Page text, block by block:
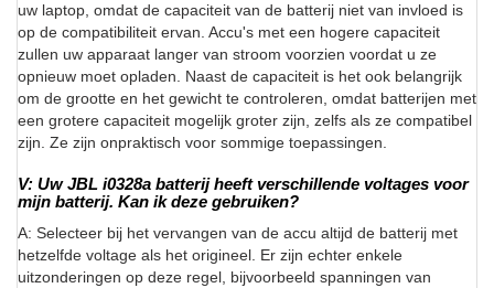
uw laptop, omdat de capaciteit van de batterij niet van invloed is
op de compatibiliteit ervan. Accu's met een hogere capaciteit
zullen uw apparaat langer van stroom voorzien voordat u ze
opnieuw moet opladen. Naast de capaciteit is het ook belangrijk
om de grootte en het gewicht te controleren, omdat batterijen met
een grotere capaciteit mogelijk groter zijn, zelfs als ze compatibel
zijn. Ze zijn onpraktisch voor sommige toepassingen.
V: Uw JBL i0328a batterij heeft verschillende voltages voor
mijn batterij. Kan ik deze gebruiken?
A: Selecteer bij het vervangen van de accu altijd de batterij met
hetzelfde voltage als het origineel. Er zijn echter enkele
uitzonderingen op deze regel, bijvoorbeeld spanningen van